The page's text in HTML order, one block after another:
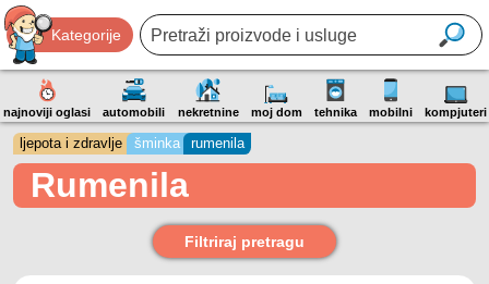
Kategorije
najnoviji oglasi automobili nekretnine moj dom tehnika mobilni kompjuteri
ljepota i zdravlje šminka rumenila
Rumenila
Filtriraj pretragu